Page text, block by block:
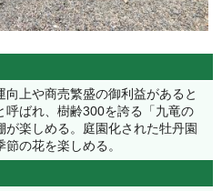
上や商売繁盛の御利益があると
呼ばれ、樹齢300を誇る「九竜の
楽しめる。庭園化された牡丹園
の花を楽しめる。